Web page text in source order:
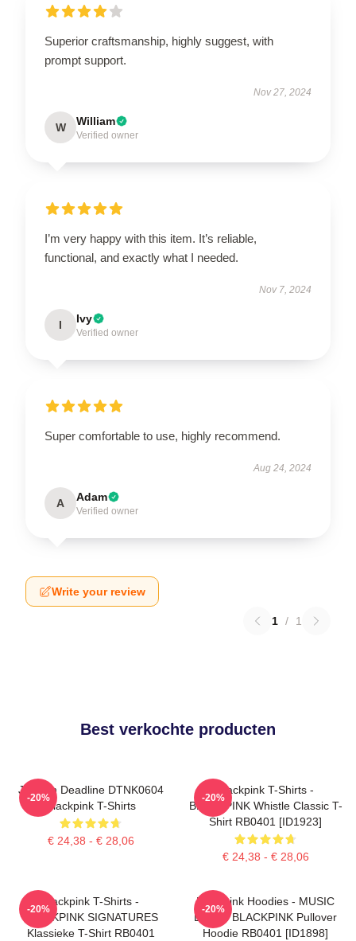
Superior craftsmanship, highly suggest, with
prompt support.
Nov 27, 2024
W William
Verified owner
I’m very happy with this item. It’s reliable,
functional, and exactly what I needed.
Nov 7, 2024
I Ivy
Verified owner
Super comfortable to use, highly recommend.
Aug 24, 2024
A Adam
Verified owner
Write your review
1 / 1
Best verkochte producten
Jisoo In Deadline DTNK0604
Blackpink T-Shirts
€ 24,38 - € 28,06
-20%
Blackpink T-Shirts -
BLACKPINK Whistle Classic T-
Shirt RB0401 [ID1923]
€ 24,38 - € 28,06
-20%
Blackpink T-Shirts -
BLACKPINK SIGNATURES
Klassieke T-Shirt RB0401
-20%
Blackpink Hoodies - MUSIC
BLINK: BLACKPINK Pullover
Hoodie RB0401 [ID1898]
-20%